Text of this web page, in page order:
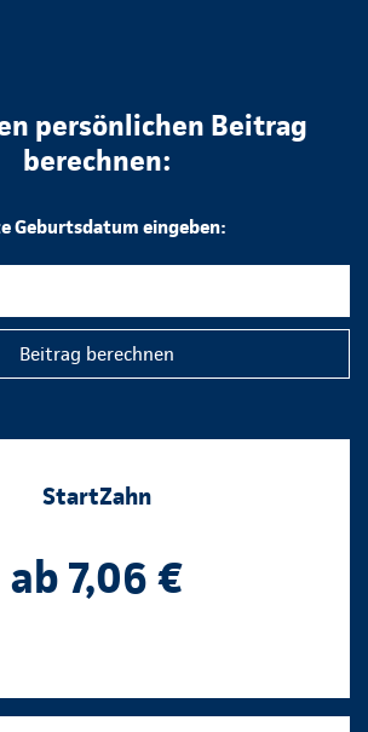
persönlichen Beitrag
berechnen:
Geburtsdatum eingeben:
Beitrag berechnen
StartZahn
ab 7,06 €